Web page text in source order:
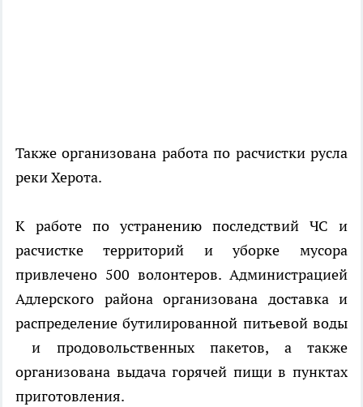
Также организована работа по расчистки русла
реки Херота.
К работе по устранению последствий ЧС и
расчистке территорий и уборке мусора
привлечено 500 волонтеров. Администрацией
Адлерского района организована доставка и
распределение бутилированной питьевой воды
и продовольственных пакетов, а также
организована выдача горячей пищи в пунктах
приготовления.